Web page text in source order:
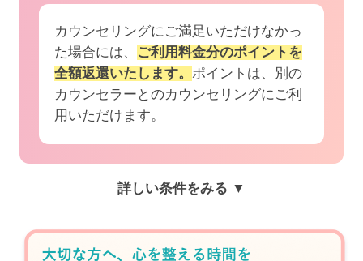
カウンセリングにご満足いただけなかっ
た場合には、
ご利用料金分のポイントを
全額返還いたします。 ポイントは、別の
カウンセラーとのカウンセリングにご利
用いただけます。
詳しい条件をみる ▼